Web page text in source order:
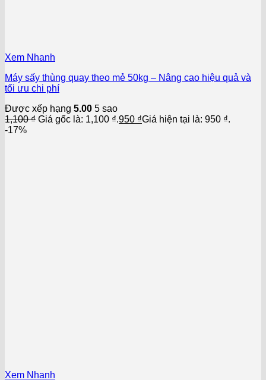
Xem Nhanh
Máy sấy thùng quay theo mẻ 50kg – Nâng cao hiệu quả và
tối ưu chi phí
Được xếp hạng 5.00 5 sao
1,100₫ Giá gốc là: 1,100 ₫.950 ₫Giá hiện tại là: 950 ₫.
-17%
Xem Nhanh